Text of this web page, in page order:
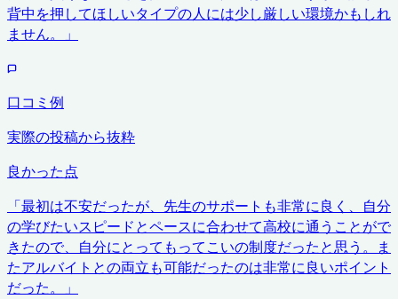
背中を押してほしいタイプの人には少し厳しい環境かもしれ
ません。
」
口コミ例
実際の投稿から抜粋
良かった点
「最初は不安だったが、先生のサポートも非常に良く、自分
の学びたいスピードとペースに合わせて高校に通うことがで
きたので、自分にとってもってこいの制度だったと思う。ま
たアルバイトとの両立も可能だったのは非常に良いポイント
だった。
」